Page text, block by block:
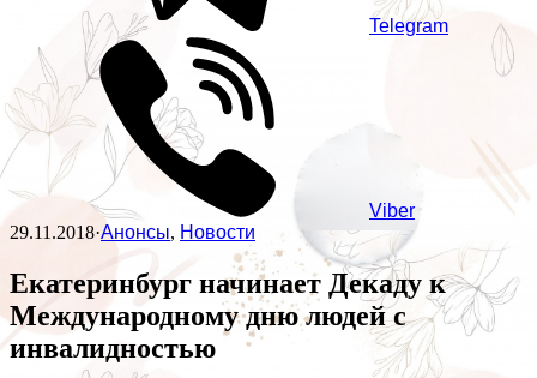
Telegram
Viber
29.11.2018·Анонсы, Новости
Екатеринбург начинает Декаду к
Международному дню людей с
инвалидностью